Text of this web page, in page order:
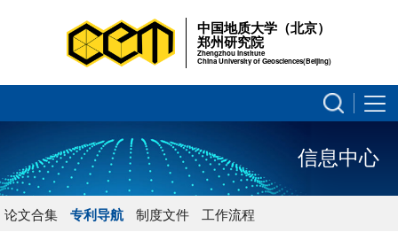
中国地质大学（北京）
郑州研究院
Zhengzhou Institute
China University of Geosciences(Beijing)
信息中心
论文合集 专利导航 制度文件 工作流程